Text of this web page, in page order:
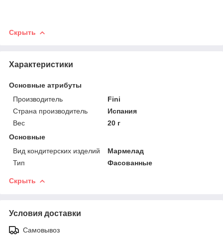
Скрыть
Характеристики
Основные атрибуты
Производитель
Fini
Страна производитель
Испания
Вес
20 г
Основные
Вид кондитерских изделий
Мармелад
Тип
Фасованные
Скрыть
Условия доставки
Самовывоз